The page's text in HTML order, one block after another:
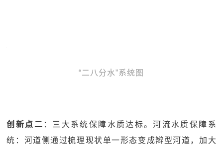
“二八分水”系统图
创新点二 ：三大系统保障水质达标。河流水质保障系
统：河道侧通过梳理现状单一形态变成辫型河道，加大